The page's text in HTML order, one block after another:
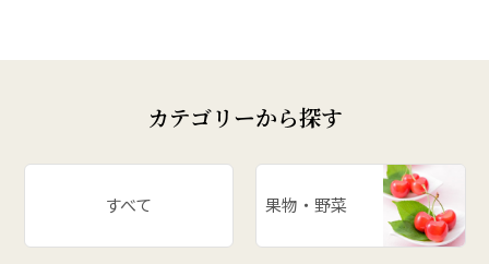
カテゴリーから探す
すべて 果物・野菜